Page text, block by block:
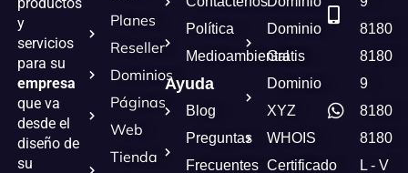
y
servicios
para su
empresa
que va
desde el
diseño de
su
Planes
Reseller
Dominios
Páginas
Web
Tienda
Política
Medioambiental
Ayuda
Blog
Preguntas
Frecuentes
Dominio
Gratis
Dominio
XYZ
WHOIS
Certificado
8180
8180
9
8180
8180
L - V